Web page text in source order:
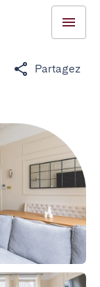
Partagez